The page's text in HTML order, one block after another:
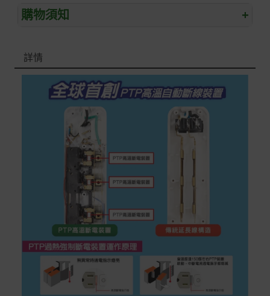
購物須知 +
本網站消費者享有商品到貨七天鑑賞期之權益(鑑賞期並非
試用期)。
到貨七天內消費者有權申請退貨或換貨；超過七天以上(含
假日)，恕無法辦理。
退回之商品必須是全新狀態且完整包裝(含商品、附件、包
裝、紙箱及所有附隨文件或資料)。
商品到貨後進行開箱前請全程錄影以確保自身權益 ! 非商
品本身瑕疵之退貨商品若有上述不完整之情況，本公司有
權向消費者收取相應的整新費用。
*遊戲光碟、軟體等影音商品屬智慧財產權之商品。依消費
者保護法第十九條第二項規定，一經拆封後恕不接受退換
如有相關退換貨服務需求，您可以透過專線或服務信箱聯
繫客服。
配送服務
詳情